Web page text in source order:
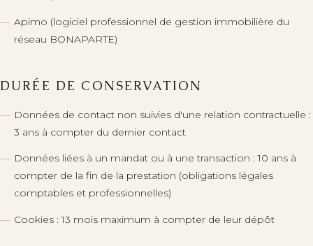
Apimo (logiciel professionnel de gestion immobilière du
réseau BONAPARTE)
DURÉE DE CONSERVATION
Données de contact non suivies d'une relation contractuelle :
3 ans à compter du dernier contact
Données liées à un mandat ou à une transaction : 10 ans à
compter de la fin de la prestation (obligations légales
comptables et professionnelles)
Cookies : 13 mois maximum à compter de leur dépôt